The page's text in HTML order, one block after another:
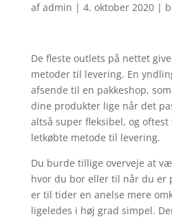
afadmin | 4. oktober 2020|
De fleste outlets på nettet
metoder til levering. En
afsende til en pakkeshop,
dine produkter lige når det
altså super fleksibel, og
letkøbte metode til levering.
Du burde tillige overveje at
hvor du bor eller til når du er
er til tider en anelse mere
ligeledes i høj grad simpel.